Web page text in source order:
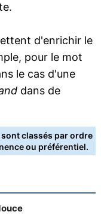
d'enrichir le
pour le mot
le cas d'une
dans de
classés par ordre
ou préférentiel.